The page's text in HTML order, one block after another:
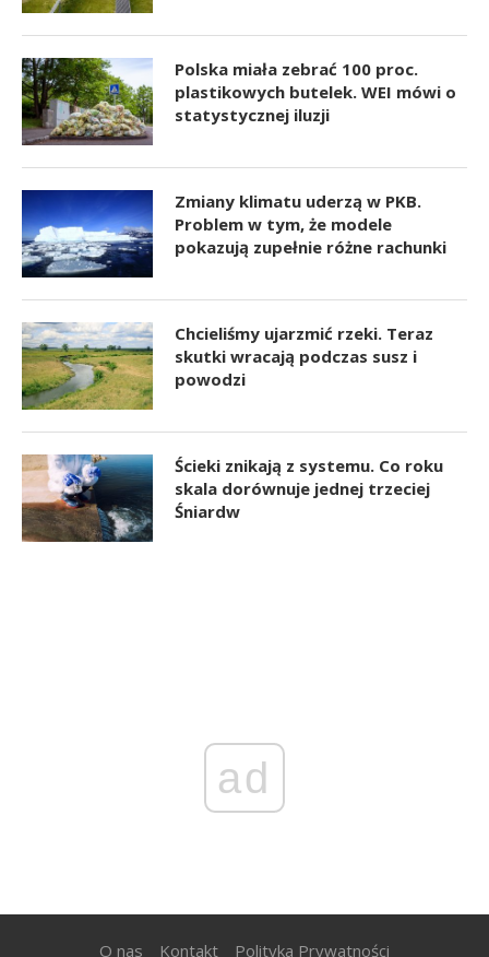
Polska miała zebrać 100 proc.
plastikowych butelek. WEI mówi o
statystycznej iluzji
Zmiany klimatu uderzą w PKB.
Problem w tym, że modele
pokazują zupełnie różne rachunki
Chcieliśmy ujarzmić rzeki. Teraz
skutki wracają podczas susz i
powodzi
Ścieki znikają z systemu. Co roku
skala dorównuje jednej trzeciej
Śniardw
ad
O nas Kontakt Polityka Prywatności